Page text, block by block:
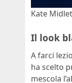
Kate
Il look
A farci
ha scelto
mescola